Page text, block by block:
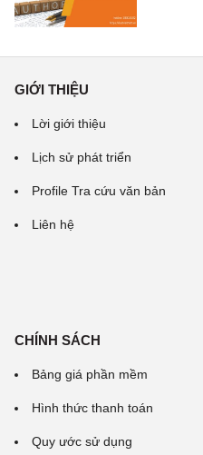
GIỚI THIỆU
Lời giới thiệu
Lịch sử phát triển
Profile Tra cứu văn bản
Liên hệ
CHÍNH SÁCH
Bảng giá phần mềm
Hình thức thanh toán
Quy ước sử dụng